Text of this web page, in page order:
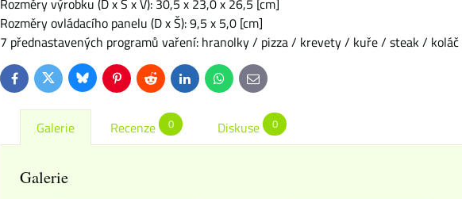
Rozměry výrobku (D x Š x V): 30,5 x 23,0 x 26,5 [cm]
Rozměry ovládacího panelu (D x Š): 9,5 x 5,0 [cm]
7 přednastavených programů vaření: hranolky / pizza / krevety / kuře / steak /
FacebookTwitterBlueskyPinterestReddit LinkedInWhatsApp
E-
mail
Galerie Recenze 0 Diskuse 0
Galerie